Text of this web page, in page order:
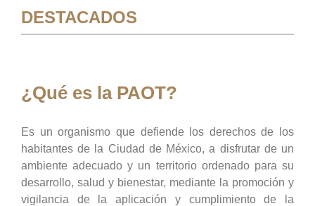
DESTACADOS
¿Qué es la PAOT?
Es un organismo que defiende los derechos de los
habitantes de la Ciudad de México, a disfrutar de un
ambiente adecuado y un territorio ordenado para su
desarrollo, salud y bienestar, mediante la promoción y
vigilancia de la aplicación y cumplimiento de la